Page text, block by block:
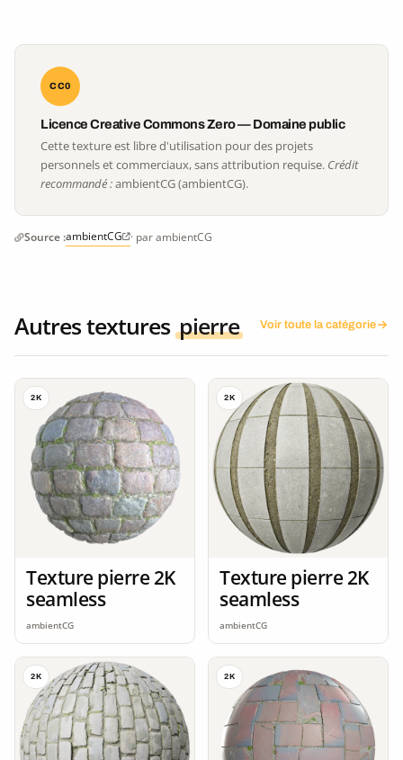
CC0
Licence Creative Commons Zero — Domaine public
Cette texture est libre d'utilisation pour des projets
personnels et commerciaux, sans attribution requise. Crédit
recommandé :ambientCG (ambientCG).
Source :ambientCG · par ambientCG
Autres textures pierre Voir toute la catégorie
2K
Texture pierre 2K
seamless
ambientCG
2K
Texture pierre 2K
seamless
ambientCG
2K 2K